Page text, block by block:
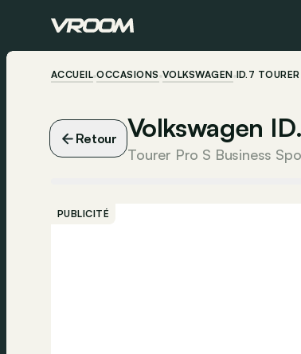
ACCUEIL OCCASIONS VOLKSWAGEN ID.7
Retour Volkswagen
Tourer Pro S Business
PUBLICITÉ